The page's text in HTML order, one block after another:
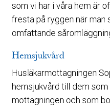
som vi har i våra hem är
fresta på ryggen när man
omfattande
Hemsjukvård
Husläkarmottagningen
hemsjukvård till dem
mottagningen och som